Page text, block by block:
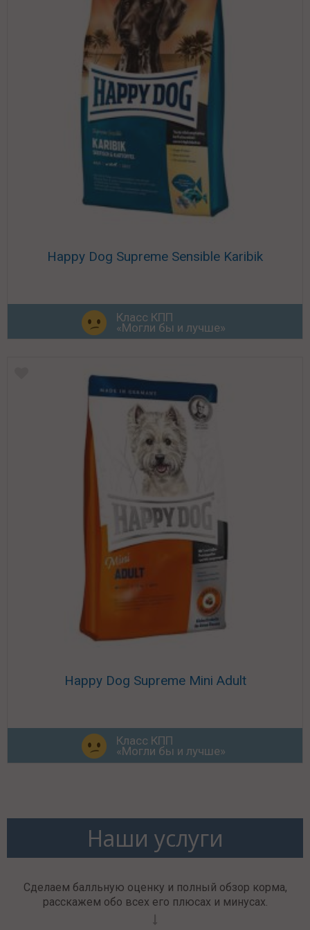
Happy Dog Supreme Sensible Karibik
Класс КПП
«Могли бы и лучше»
Happy Dog Supreme Mini Adult
Класс КПП
«Могли бы и лучше»
Наши услуги
Сделаем балльную оценку и полный обзор корма,
расскажем обо всех его плюсах и минусах.